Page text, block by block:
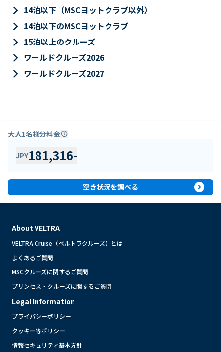
keyboard_arrow_right 14泊以下（MSCヨットクラブ以外）
keyboard_arrow_right 14泊以下のMSCヨットクラブ
keyboard_arrow_right 15泊以上のクルーズ
keyboard_arrow_right ワールドクルーズ2026
keyboard_arrow_right ワールドクルーズ2027
大人1名様分料金info
JPY181,316-
空き状況を調べる expand_circle_right
About VELTRA
VELTRA Cruise（ベルトラクルーズ）とは
よくあるご質問
MSCクルーズに関するご質問
プリンセス・クルーズに関するご質問
Legal Information
プライバシーポリシー
クッキー等ポリシー
情報セキュリティ基本方針